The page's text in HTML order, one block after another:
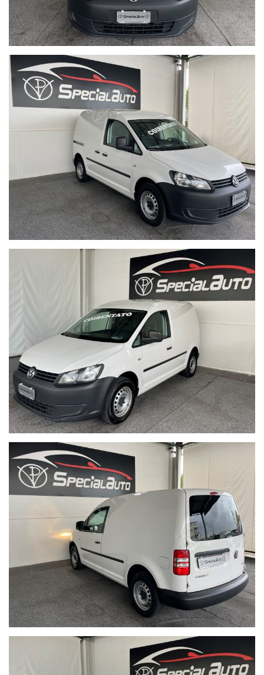
per via pigna 58.
In treno: La stazione più comoda è quella di Aversa.
Distanti pochi km dall'aereoporto di Capodichino
Su Google Maps cerca: SPECIAL AUTO di Pianese Vincenzo
sul nostro sito trovi tante foto